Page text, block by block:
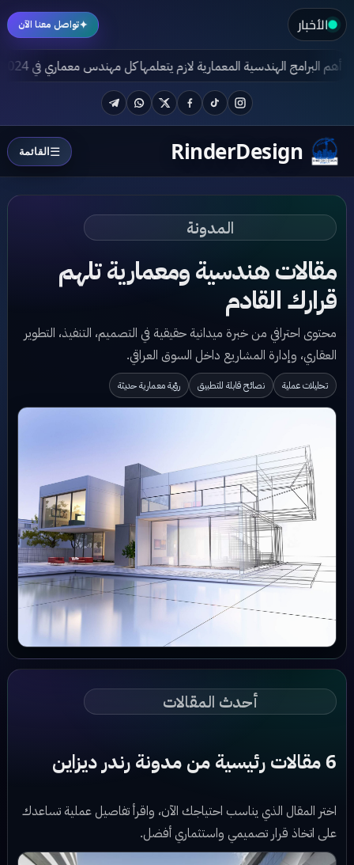
الأخبار ✦تواصل معنا الآن
أهم البرامج الهندسية المعمارية لازم يتعلمها كل مهندس معماري
Telegram
WhatsApp
TwitterFacebook
TikTokInstagram
RinderDesign
☰القائمة
المدونة
مقالات هندسية ومعمارية تلهم
قرارك القادم
محتوى احترافي من خبرة ميدانية حقيقية في التصميم، التنفيذ، التطوير
العقاري، وإدارة المشاريع داخل السوق العراقي.
تحليلات عملية نصائح قابلة للتطبيق رؤية معمارية حديثة
أحدث المقالات
6 مقالات رئيسية من مدونة رندر ديزاين
اختر المقال الذي يناسب احتياجك الآن، واقرأ تفاصيل عملية تساعدك
على اتخاذ قرار تصميمي واستثماري أفضل.